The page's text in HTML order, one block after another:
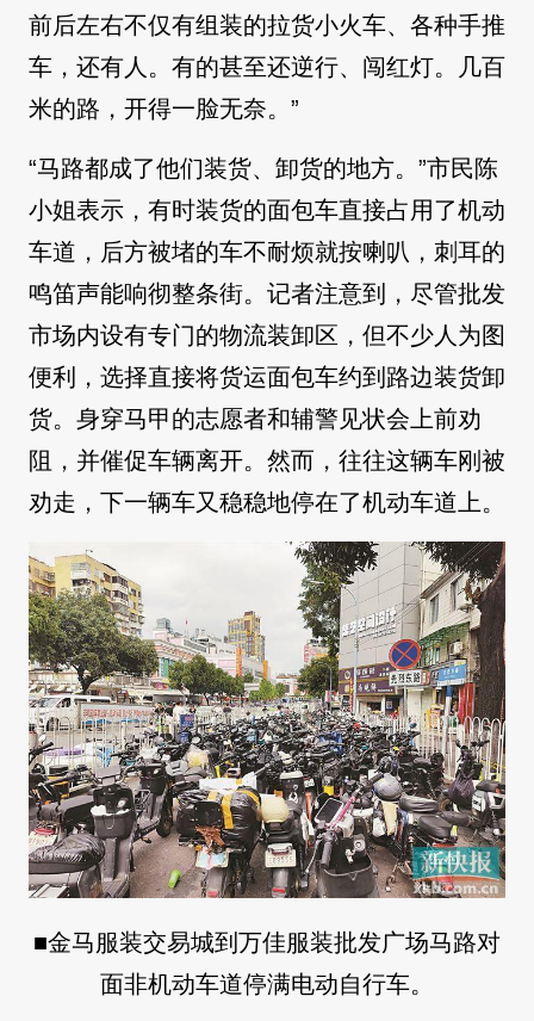
前后左右不仅有组装的拉货小火车、各种手推
车，还有人。有的甚至还逆行、闯红灯。几百
米的路，开得一脸无奈。”
“马路都成了他们装货、卸货的地方。”市民陈
小姐表示，有时装货的面包车直接占用了机动
车道，后方被堵的车不耐烦就按喇叭，刺耳的
鸣笛声能响彻整条街。记者注意到，尽管批发
市场内设有专门的物流装卸区，但不少人为图
便利，选择直接将货运面包车约到路边装货卸
货。身穿马甲的志愿者和辅警见状会上前劝
阻，并催促车辆离开。然而，往往这辆车刚被
劝走，下一辆车又稳稳地停在了机动车道上。
■金马服装交易城到万佳服装批发广场马路对
面非机动车道停满电动自行车。